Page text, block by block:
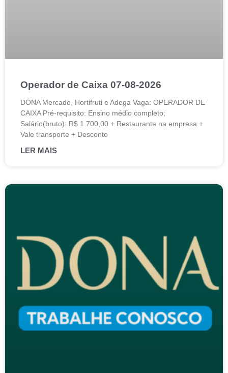
Operador de Caixa 07-08-2026
DONA Mercado, Hortifruti e Adega Vaga: OPERADOR DE
CAIXA Pré-requisito: Ensino médio completo;
Salário(bruto): R$ 1.700,00 + Restaurante na empresa +
Vale transporte + Desconto
LER MAIS